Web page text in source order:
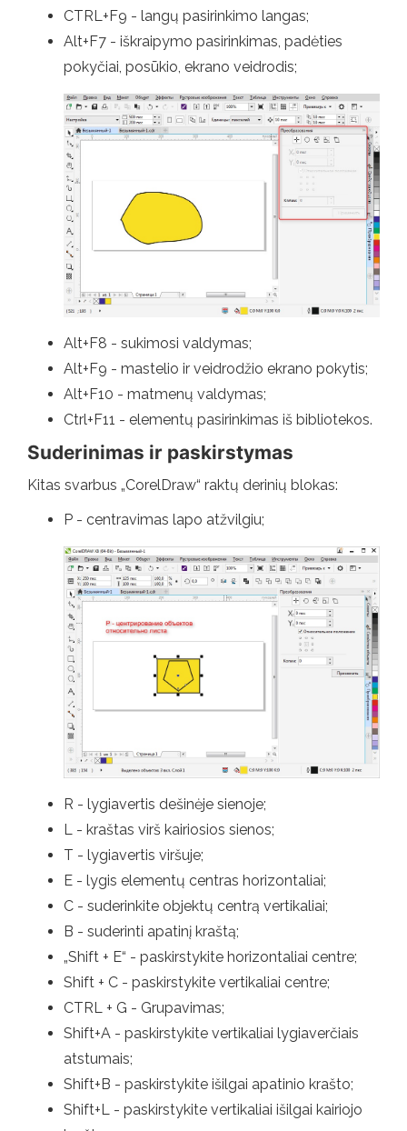
CTRL+F9 - langų pasirinkimo langas;
Alt+F7 - iškraipymo pasirinkimas, padėties
pokyčiai, posūkio, ekrano veidrodis;
Alt+F8 - sukimosi valdymas;
Alt+F9 - mastelio ir veidrodžio ekrano pokytis;
Alt+F10 - matmenų valdymas;
Ctrl+F11 - elementų pasirinkimas iš bibliotekos.
Suderinimas ir paskirstymas
Kitas svarbus „CorelDraw“ raktų derinių blokas:
P - centravimas lapo atžvilgiu;
R - lygiavertis dešinėje sienoje;
L - kraštas virš kairiosios sienos;
T - lygiavertis viršuje;
E - lygis elementų centras horizontaliai;
C - suderinkite objektų centrą vertikaliai;
B - suderinti apatinį kraštą;
„Shift + E“ - paskirstykite horizontaliai centre;
Shift + C - paskirstykite vertikaliai centre;
CTRL + G - Grupavimas;
Shift+A - paskirstykite vertikaliai lygiaverčiais
atstumais;
Shift+B - paskirstykite išilgai apatinio krašto;
Shift+L - paskirstykite vertikaliai išilgai kairiojo